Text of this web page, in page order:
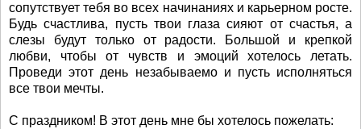
сопутствует тебя во всех начинаниях и карьерном росте.
Будь счастлива, пусть твои глаза сияют от счастья, а
слезы будут только от радости. Большой и крепкой
любви, чтобы от чувств и эмоций хотелось летать.
Проведи этот день незабываемо и пусть исполняться
все твои мечты.
С праздником! В этот день мне бы хотелось пожелать: